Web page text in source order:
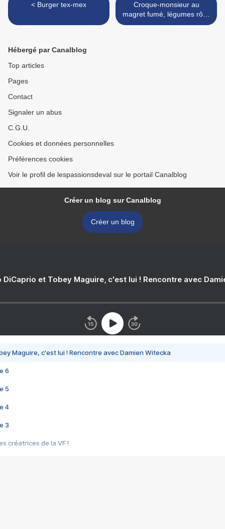
< Burger tex-mex
Croque-monsieur au
magret fumé, légumes rôtis
et chèvre >
Hébergé par Canalblog
Top articles
Pages
Contact
Signaler un abus
C.G.U.
Cookies et données personnelles
Préférences cookies
Voir le profil de lespassionsdeval sur le portail Canalblog
Créer un blog sur Canalblog
Créer un blog
DiCaprio et Tobey Maguire, c'est lui ! Rencontre avec
Maguire, c'est lui ! Rencontre avec Damien Witecka
6
5
4
3
créatrices de la VF !